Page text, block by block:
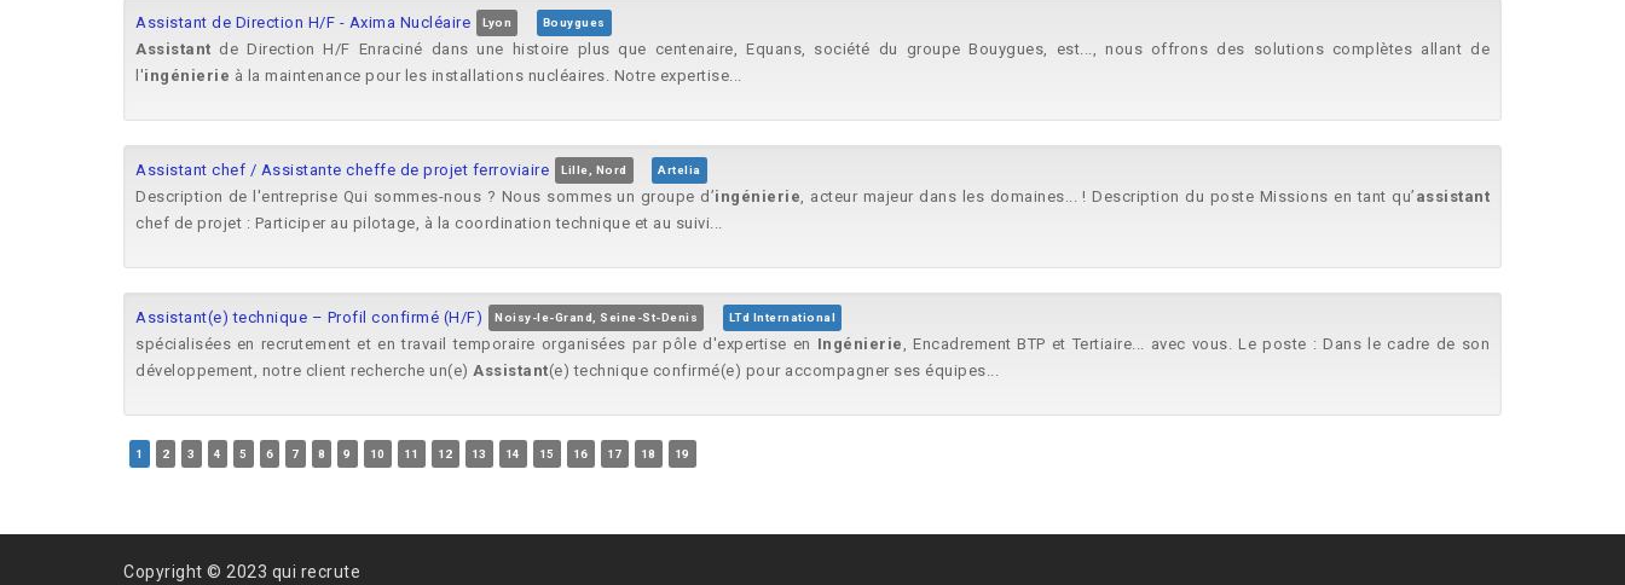
Assistant de Direction H/F - Axima Nucléaire Lyon Bouygues
Assistant de Direction H/F Enraciné dans une histoire plus que centenaire, Equans, société du groupe Bouygues, est..., nous offrons des solutions complètes allant de
l'ingénierie à la maintenance pour les installations nucléaires. Notre expertise...
Assistant chef / Assistante cheffe de projet ferroviaire Lille, Nord Artelia
Description de l'entreprise Qui sommes-nous ? Nous sommes un groupe d’ingénierie, acteur majeur dans les domaines... ! Description du poste Missions en tant qu’ assistant
chef de projet : Participer au pilotage, à la coordination technique et au suivi...
Assistant(e) technique – Profil confirmé (H/F) Noisy-le-Grand, Seine-St-Denis LTd International
spécialisées en recrutement et en travail temporaire organisées par pôle d'expertise en Ingénierie , Encadrement BTP et Tertiaire... avec vous. Le poste : Dans le cadre de son
développement, notre client recherche un(e) Assistant(e) technique confirmé(e) pour accompagner ses équipes...
1 2 3 4 5 6 7 8 9 10 11 12 13 14 15 16 17 18 19
Copyright © 2023 qui recrute